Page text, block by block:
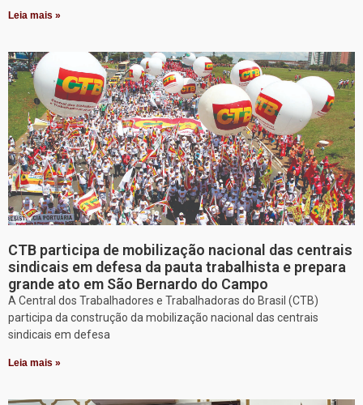
Leia mais »
CTB participa de mobilização nacional das centrais
sindicais em defesa da pauta trabalhista e prepara
grande ato em São Bernardo do Campo
A Central dos Trabalhadores e Trabalhadoras do Brasil (CTB)
participa da construção da mobilização nacional das centrais
sindicais em defesa
Leia mais »